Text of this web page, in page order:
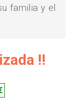
familia y el
!!